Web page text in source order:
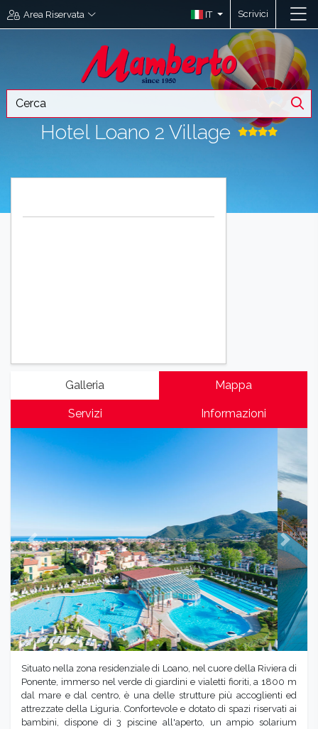
Area Riservata IT Scrivici
Hotel Loano 2 Village
Galleria Mappa
Servizi Informazioni
Previous Next
Situato nella zona residenziale di Loano, nel cuore della Riviera di
Ponente, immerso nel verde di giardini e vialetti fioriti, a 1800 m
dal mare e dal centro, è una delle strutture più accoglienti ed
attrezzate della Liguria. Confortevole e dotato di spazi riservati ai
bambini, dispone di 3 piscine all'aperto, un ampio solarium